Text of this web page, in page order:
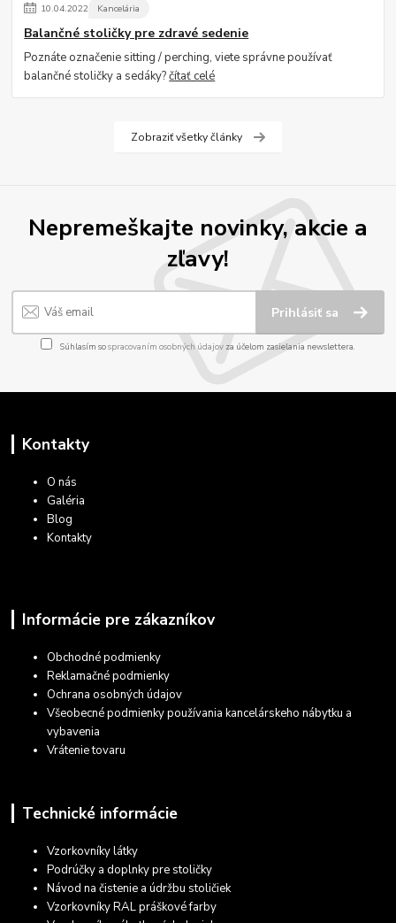
10.04.2022 Kancelária
Balančné stoličky pre zdravé sedenie
Poznáte označenie sitting / perching, viete správne používať
balančné stoličky a sedáky?čítať celé
Zobraziť všetky články
Nepremeškajte novinky, akcie a
zľavy!
Prihlásiť sa
Súhlasím sospracovaním osobných údajov za účelom zasielania newslettera.
Kontakty
O nás
Galéria
Blog
Kontakty
Informácie pre zákazníkov
Obchodné podmienky
Reklamačné podmienky
Ochrana osobných údajov
Všeobecné podmienky používania kancelárskeho nábytku a
vybavenia
Vrátenie tovaru
Technické informácie
Vzorkovníky látky
Podrúčky a doplnky pre stoličky
Návod na čistenie a údržbu stoličiek
Vzorkovníky RAL práškové farby